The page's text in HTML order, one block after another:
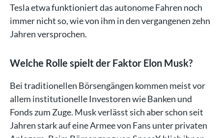
Tesla etwa funktioniert das autonome Fahren noch
immer nicht so, wie von ihm in den vergangenen zehn
Jahren versprochen.
Welche Rolle spielt der Faktor Elon Musk?
Bei traditionellen Börsengängen kommen meist vor
allem institutionelle Investoren wie Banken und
Fonds zum Zuge. Musk verlässt sich aber schon seit
Jahren stark auf eine Armee von Fans unter privaten